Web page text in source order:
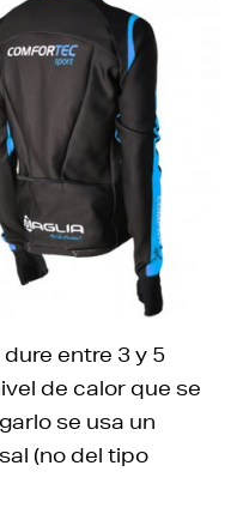
entre 3 y 5
de calor que se
se usa un
(no del tipo